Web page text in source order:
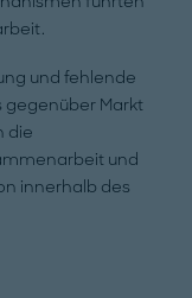
und fehlende
gegenüber Markt
die
und
innerhalb des